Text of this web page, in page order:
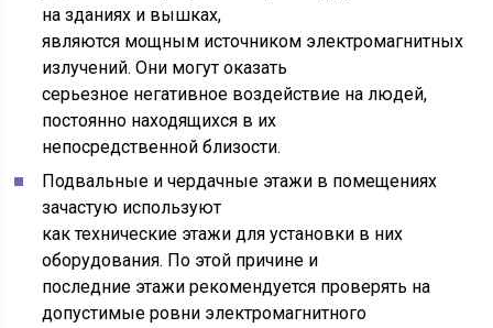
на зданиях и вышках,
являются мощным источником электромагнитных
излучений. Они могут оказать
серьезное негативное воздействие на людей,
постоянно находящихся в их
непосредственной близости.
Подвальные и чердачные этажи в помещениях
зачастую используют
как технические этажи для установки в них
оборудования. По этой причине и
последние этажи рекомендуется проверять на
допустимые ровни электромагнитного